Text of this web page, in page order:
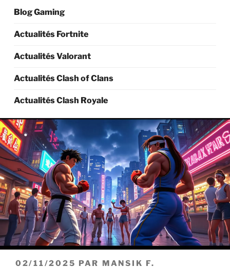
Blog Gaming
Actualités Fortnite
Actualités Valorant
Actualités Clash of Clans
Actualités Clash Royale
PUBLIÉ
02/11/2025 PAR MANSIK F.